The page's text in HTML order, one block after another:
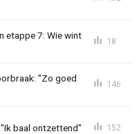
etappe 7: Wie wint
18
"Zo goed
146
baal ontzettend" 152